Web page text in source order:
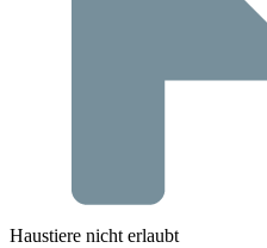
Haustiere nicht erlaubt